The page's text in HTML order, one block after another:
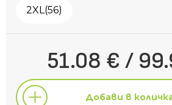
2XL(56)
51.08 € /
Добави в